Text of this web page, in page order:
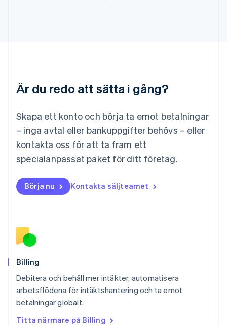
Är du redo att sätta i gång?
Skapa ett konto och börja ta emot betalningar
– inga avtal eller bankuppgifter behövs – eller
kontakta oss för att ta fram ett
specialanpassat paket för ditt företag.
Börja nu Kontakta säljteamet
Billing
Debitera och behåll mer intäkter, automatisera
arbetsflödena för intäktshantering och ta emot
betalningar globalt.
Titta närmare på Billing
Malaysia
English
Mexiko
Nederländerna
NederlandsEnglish
English
Nya Zeeland
Português
Rumänien
English
DeutschFrançaisItaliano English
Singapore
English简体中文
English